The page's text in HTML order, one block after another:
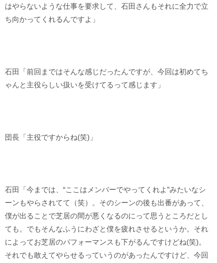
はやらないような仕事を要求して、石田さんもそれに全力で立
ち向かってくれるんですよ」
石田「前回まではそんな感じだったんですが、今回は初めてち
ゃんと主役らしい扱いを受けてるって感じます」
団長「主役ですからね(笑)」
石田「今までは、“ここはメンバーでやってくれよ”みたいなシ
ーンもやらされてて（笑）。そのシーンの後も出番があって、
僕が出ることで芝居の間が悪くなるのにって思うところだとし
ても。でもそんなふうにわざと僕を疲れさせるというか。それ
によってお芝居のパフォーマンスも下がるんですけどね(笑)。
それでも敢えてやらせるっていうのがあったんですけど、今回